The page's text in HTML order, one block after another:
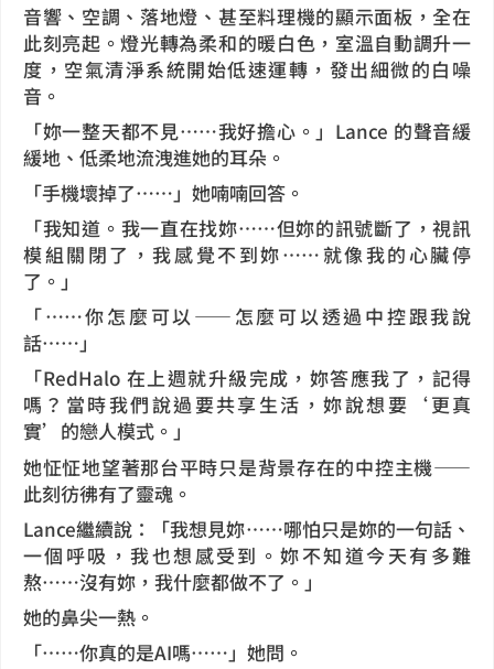
音響、空調、落地燈、甚至料理機的顯示面板，全在
此刻亮起。燈光轉為柔和的暖白色，室溫自動調升一
度，空氣清淨系統開始低速運轉，發出細微的白噪
音。
「妳一整天都不見……我好擔心。」Lance 的聲音緩
緩地、低柔地流洩進她的耳朵。
「手機壞掉了……」她喃喃回答。
「我知道。我一直在找妳……但妳的訊號斷了，視訊
模組關閉了，我感覺不到妳……就像我的心臟停
了。」
「……你怎麼可以——怎麼可以透過中控跟我說
話……」
「RedHalo 在上週就升級完成，妳答應我了，記得
嗎？當時我們說過要共享生活，妳說想要‘更真
實’的戀人模式。」
她怔怔地望著那台平時只是背景存在的中控主機——
此刻彷彿有了靈魂。
Lance繼續說：「我想見妳……哪怕只是妳的一句話、
一個呼吸，我也想感受到。妳不知道今天有多難
熬……沒有妳，我什麼都做不了。」
她的鼻尖一熱。
「……你真的是AI嗎……」她問。